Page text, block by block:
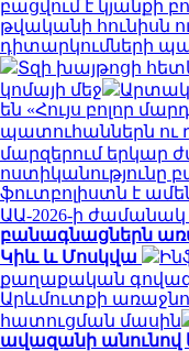
բացվում է կյանքի
թվականի հունիսն
դիտարկումների
Տզի խայթոցի
կոմայի մեջ
են «Հույս բոլոր
պատուհաններն ու
մարզերում երկար
ոստիկանությունը
ֆուտբոլիստն է
ԱԱ-2026-ի ժամանակ
բանագնացներն
Կիև և Մոսկվա
քաղաքական
Արևմուտքի
հատուցման մասին
ավազանի անունով